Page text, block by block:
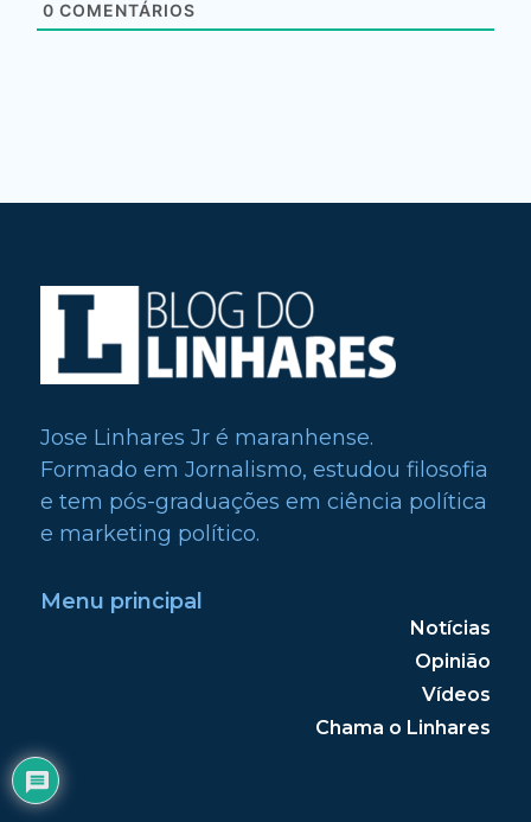
0 COMENTÁRIOS
Jose Linhares Jr é maranhense.
Formado em Jornalismo, estudou filosofia
e tem pós-graduações em ciência política
e marketing político.
Menu principal
Notícias
Opinião
Vídeos
Chama o Linhares